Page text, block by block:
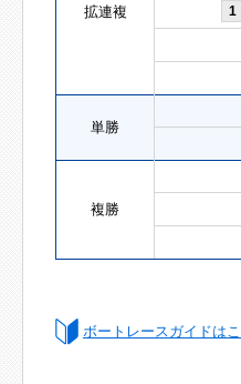
拡連複 1
単勝
複勝
ボートレースガイドは